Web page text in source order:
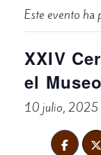
Este evento ha
XXIV
el
10 julio, 2025